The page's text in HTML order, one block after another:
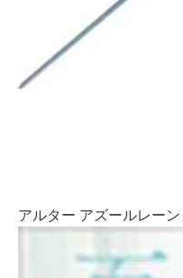
アルター アズールレー